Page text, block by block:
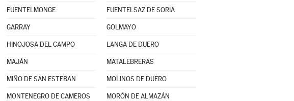
FUENTELMONGE FUENTELSAZ DE SORIA
GARRAY GOLMAYO
HINOJOSA DEL CAMPO LANGA DE DUERO
MAJÁN MATALEBRERAS
MIÑO DE SAN ESTEBAN MOLINOS DE DUERO
MONTENEGRO DE CAMEROS MORÓN DE ALMAZÁN